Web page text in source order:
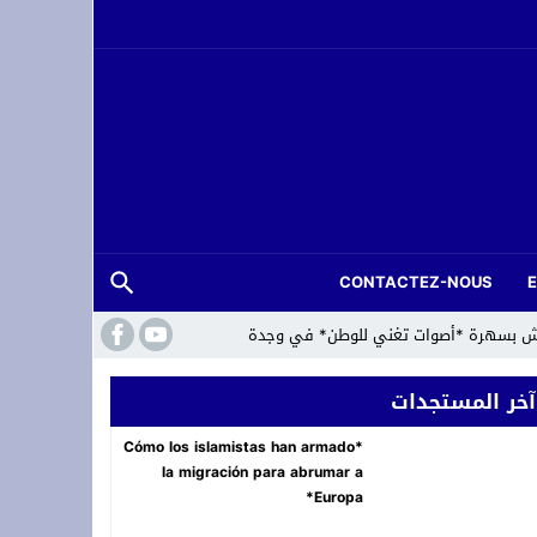
CONTACTEZ-NOUS
بسهرة *أصوات تغني للوطن* في وجدة
آخر المستجدات
*Cómo los islamistas han armado
la migración para abrumar a
Europa*